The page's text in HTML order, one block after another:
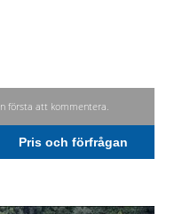
första att kommentera.
Pris och förfrågan